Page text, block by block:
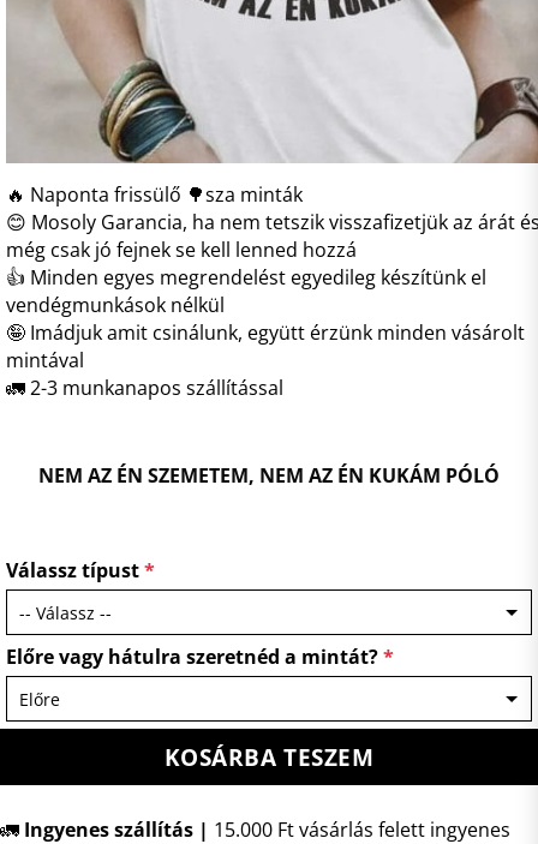
🔥 Naponta frissülő 🌳sza minták
😊 Mosoly Garancia, ha nem tetszik visszafizetjük az árát
még csak jó fejnek se kell lenned hozzá
👍 Minden egyes megrendelést egyedileg készítünk el
vendégmunkások nélkül
🤪 Imádjuk amit csinálunk, együtt érzünk minden vásárolt
mintával
🚛 2-3 munkanapos szállítással
NEM AZ ÉN SZEMETEM, NEM AZ ÉN KUKÁM PÓLÓ
Válassz típust*
Előre vagy hátulra szeretnéd a mintát?*
KOSÁRBA TESZEM
🚛 Ingyenes szállítás | 15.000 Ft vásárlás felett ingyenes